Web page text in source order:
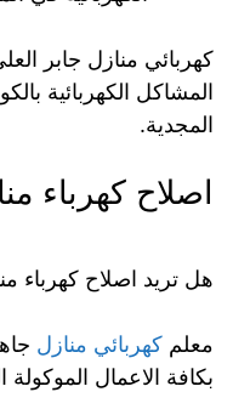
كهربائي منازل جابر
المشاكل الكهربائية
المجدية.
اصلاح كهرباء
هل تريد اصلاح كهرباء
معلم كهربائي منازل
بكافة الاعمال الموكولة